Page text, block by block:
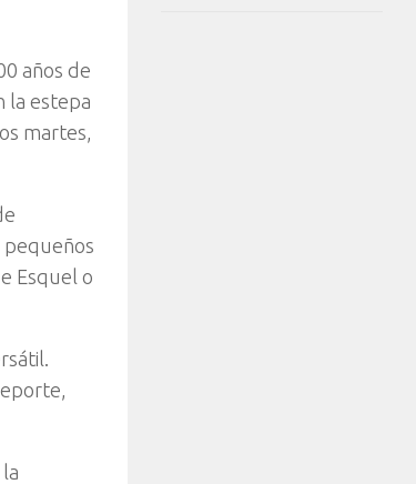
años de
la estepa
martes,
pequeños
Esquel o